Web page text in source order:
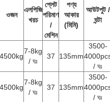
ওজন
এলপিজি
খরচ
প্লেট
পরিমাণ
/
মেশিন
পণ্য
আকার
(মিমি)
আউটপুট /
ঘন্টা
4500kg
7-8kg
/ ঘঃ
37 135mm
3500-
/ ঘঃ
4500kg
7-8kg
/ ঘঃ
37 135mm
3500-
/ ঘঃ